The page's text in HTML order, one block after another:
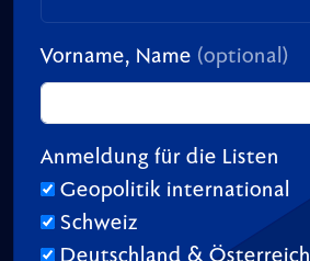
Vorname, Name (optional)
Anmeldung für die Listen
Geopolitik international
Schweiz
Deutschland & Österreich